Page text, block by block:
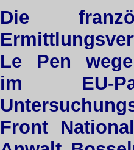
Die
Le Pen
im EU-
Front